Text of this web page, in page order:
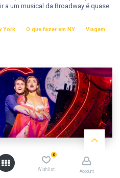
0
Wishlist Account
a um musical da Broadway é quase
York O que fazer em NY Viagem
de um dos mais famosos
Espetacular! " – essa frase